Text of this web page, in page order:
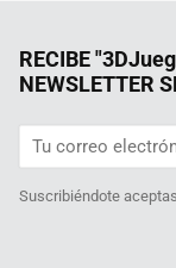
RECIBE
NEWSLETTER
Suscribiéndote